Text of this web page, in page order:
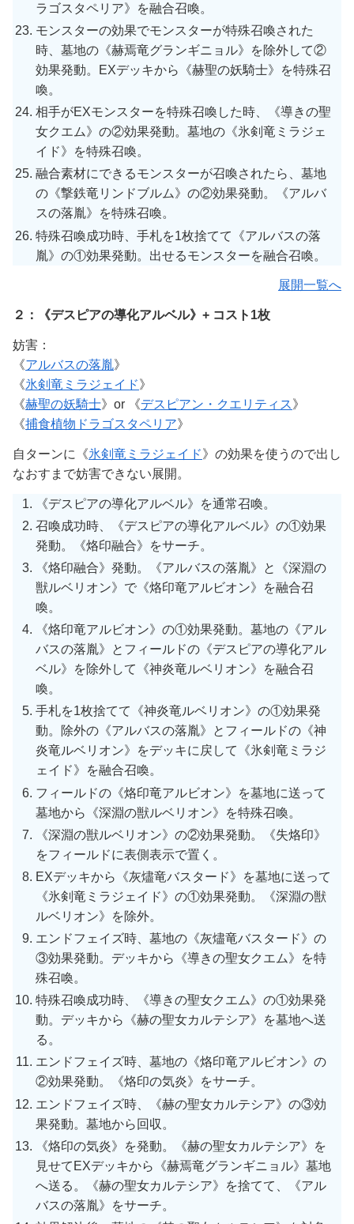
ラゴスタペリア》を融合召喚。
モンスターの効果でモンスターが特殊召喚された
時、墓地の《赫焉竜グランギニョル》を除外して②
効果発動。EXデッキから《赫聖の妖騎士》を特殊召
喚。
相手がEXモンスターを特殊召喚した時、《導きの聖
女クエム》の②効果発動。墓地の《氷剣竜ミラジェ
イド》を特殊召喚。
融合素材にできるモンスターが召喚されたら、墓地
の《撃鉄竜リンドブルム》の②効果発動。《アルバ
スの落胤》を特殊召喚。
特殊召喚成功時、手札を1枚捨てて《アルバスの落
胤》の①効果発動。出せるモンスターを融合召喚。
展開一覧へ
２：《デスピアの導化アルベル》+ コスト1枚
妨害：
《アルバスの落胤》
《氷剣竜ミラジェイド》
《赫聖の妖騎士》or 《デスピアン・クエリティス》
《捕食植物ドラゴスタペリア》
自ターンに《氷剣竜ミラジェイド》の効果を使うので出し
なおすまで妨害できない展開。
《デスピアの導化アルベル》を通常召喚。
召喚成功時、《デスピアの導化アルベル》の①効果
発動。《烙印融合》をサーチ。
《烙印融合》発動。《アルバスの落胤》と《深淵の
獣ルベリオン》で《烙印竜アルビオン》を融合召
喚。
《烙印竜アルビオン》の①効果発動。墓地の《アル
バスの落胤》とフィールドの《デスピアの導化アル
ベル》を除外して《神炎竜ルベリオン》を融合召
喚。
手札を1枚捨てて《神炎竜ルベリオン》の①効果発
動。除外の《アルバスの落胤》とフィールドの《神
炎竜ルベリオン》をデッキに戻して《氷剣竜ミラジ
ェイド》を融合召喚。
フィールドの《烙印竜アルビオン》を墓地に送って
墓地から《深淵の獣ルベリオン》を特殊召喚。
《深淵の獣ルベリオン》の②効果発動。《失烙印》
をフィールドに表側表示で置く。
EXデッキから《灰燼竜バスタード》を墓地に送って
《氷剣竜ミラジェイド》の①効果発動。《深淵の獣
ルベリオン》を除外。
エンドフェイズ時、墓地の《灰燼竜バスタード》の
③効果発動。デッキから《導きの聖女クエム》を特
殊召喚。
特殊召喚成功時、《導きの聖女クエム》の①効果発
動。デッキから《赫の聖女カルテシア》を墓地へ送
る。
エンドフェイズ時、墓地の《烙印竜アルビオン》の
②効果発動。《烙印の気炎》をサーチ。
エンドフェイズ時、《赫の聖女カルテシア》の③効
果発動。墓地から回収。
《烙印の気炎》を発動。《赫の聖女カルテシア》を
見せてEXデッキから《赫焉竜グランギニョル》墓地
へ送る。《赫の聖女カルテシア》を捨てて、《アル
バスの落胤》をサーチ。